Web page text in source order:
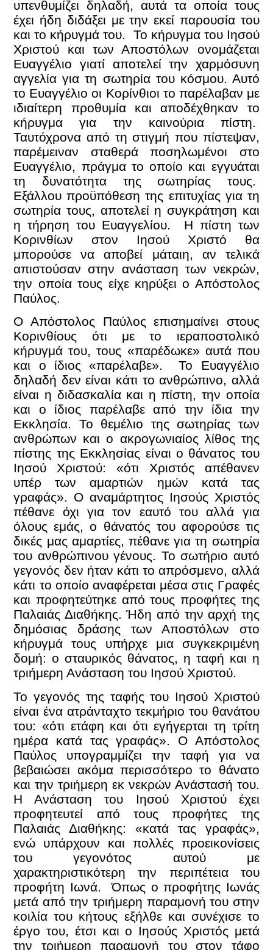
υπενθυμίζει δηλαδή, αυτά τα οποία τους
έχει ήδη διδάξει με την εκεί παρουσία του
και το κήρυγμά του. Το κήρυγμα του Ιησού
Χριστού και των Αποστόλων ονομάζεται
Ευαγγέλιο γιατί αποτελεί την χαρμόσυνη
αγγελία για τη σωτηρία του κόσμου. Αυτό
το Ευαγγέλιο οι Κορίνθιοι το παρέλαβαν με
ιδιαίτερη προθυμία και αποδέχθηκαν το
κήρυγμα για την καινούρια πίστη.
Ταυτόχρονα από τη στιγμή που πίστεψαν,
παρέμειναν σταθερά ποσηλωμένοι στο
Ευαγγέλιο, πράγμα το οποίο και εγγυάται
τη δυνατότητα της σωτηρίας τους.
Εξάλλου προϋπόθεση της επιτυχίας για τη
σωτηρία τους, αποτελεί η συγκράτηση και
η τήρηση του Ευαγγελίου. Η πίστη των
Κορινθίων στον Ιησού Χριστό θα
μπορούσε να αποβεί μάταιη, αν τελικά
απιστούσαν στην ανάσταση των νεκρών,
την οποία τους είχε κηρύξει ο Απόστολος
Παύλος.
Ο Απόστολος Παύλος επισημαίνει στους
Κορινθίους ότι με το ιεραποστολικό
κήρυγμά του, τους «παρέδωκε» αυτά που
και ο ίδιος «παρέλαβε». Το Ευαγγέλιο
δηλαδή δεν είναι κάτι το ανθρώπινο, αλλά
είναι η διδασκαλία και η πίστη, την οποία
και ο ίδιος παρέλαβε από την ίδια την
Εκκλησία. Το θεμέλιο της σωτηρίας των
ανθρώπων και ο ακρογωνιαίος λίθος της
πίστης της Εκκλησίας είναι ο θάνατος του
Ιησού Χριστού: «ότι Χριστός απέθανεν
υπέρ των αμαρτιών ημών κατά τας
γραφάς». Ο αναμάρτητος Ιησούς Χριστός
πέθανε όχι για τον εαυτό του αλλά για
όλους εμάς, ο θάνατός του αφορούσε τις
δικές μας αμαρτίες, πέθανε για τη σωτηρία
του ανθρώπινου γένους. Το σωτήριο αυτό
γεγονός δεν ήταν κάτι το απρόσμενο, αλλά
κάτι το οποίο αναφέρεται μέσα στις Γραφές
και προφητεύτηκε από τους προφήτες της
Παλαιάς Διαθήκης. Ήδη από την αρχή της
δημόσιας δράσης των Αποστόλων στο
κήρυγμά τους υπήρχε μια συγκεκριμένη
δομή: ο σταυρικός θάνατος, η ταφή και η
τριήμερη Ανάσταση του Ιησού Χριστού.
Το γεγονός της ταφής του Ιησού Χριστού
είναι ένα ατράνταχτο τεκμήριο του θανάτου
του: «ότι ετάφη και ότι εγήγερται τη τρίτη
ημέρα κατά τας γραφάς». Ο Απόστολος
Παύλος υπογραμμίζει την ταφή για να
βεβαιώσει ακόμα περισσότερο το θάνατο
και την τριήμερη εκ νεκρών Ανάστασή του.
Η Ανάσταση του Ιησού Χριστού έχει
προφητευτεί από τους προφήτες της
Παλαιάς Διαθήκης: «κατά τας γραφάς»,
ενώ υπάρχουν και πολλές προεικονίσεις
του γεγονότος αυτού με
χαρακτηριστικότερη την περιπέτεια του
προφήτη Ιωνά. Όπως ο προφήτης Ιωνάς
μετά από την τριήμερη παραμονή του στην
κοιλία του κήτους εξήλθε και συνέχισε το
έργο του, έτσι και ο Ιησούς Χριστός μετά
την τριήμερη παραμονή του στον τάφο